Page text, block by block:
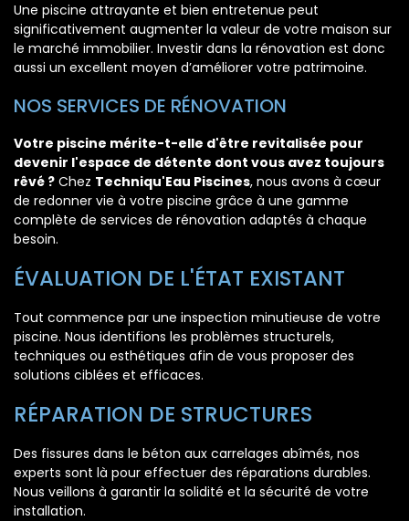
Une piscine attrayante et bien entretenue peut
significativement augmenter la valeur de votre maison sur
le marché immobilier. Investir dans la rénovation est donc
aussi un excellent moyen d’améliorer votre patrimoine.
NOS SERVICES DE RÉNOVATION
Votre piscine mérite-t-elle d'être revitalisée pour
devenir l'espace de détente dont vous avez toujours
rêvé ? Chez Techniqu'Eau Piscines, nous avons à cœur
de redonner vie à votre piscine grâce à une gamme
complète de services de rénovation adaptés à chaque
besoin.
ÉVALUATION DE L'ÉTAT EXISTANT
Tout commence par une inspection minutieuse de votre
piscine. Nous identifions les problèmes structurels,
techniques ou esthétiques afin de vous proposer des
solutions ciblées et efficaces.
RÉPARATION DE STRUCTURES
Des fissures dans le béton aux carrelages abîmés, nos
experts sont là pour effectuer des réparations durables.
Nous veillons à garantir la solidité et la sécurité de votre
installation.